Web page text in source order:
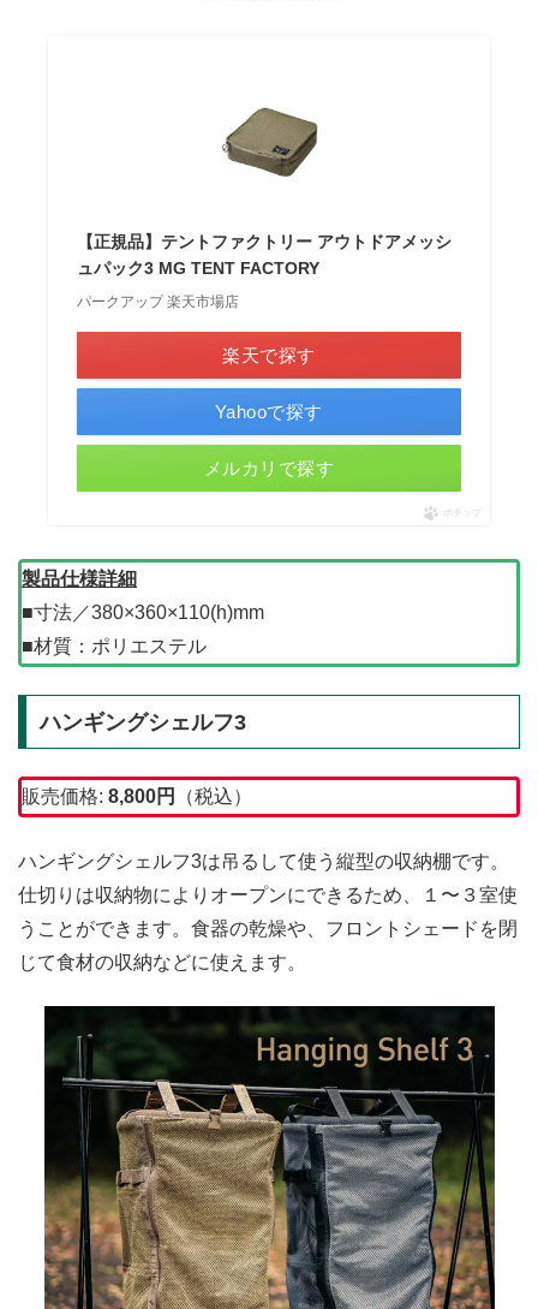
【正規品】テントファクトリー アウトドアメッシ
ュパック3 MG TENT FACTORY
パークアップ 楽天市場店
楽天で探す
Yahooで探す
メルカリで探す
ポチップ
製品仕様詳細
■寸法／380×360×110(h)mm
■材質：ポリエステル
ハンギングシェルフ3
販売価格: 8,800円 （税込）
ハンギングシェルフ3は吊るして使う縦型の収納棚です。
仕切りは収納物によりオープンにできるため、１〜３室使
うことができます。食器の乾燥や、フロントシェードを閉
じて食材の収納などに使えます。